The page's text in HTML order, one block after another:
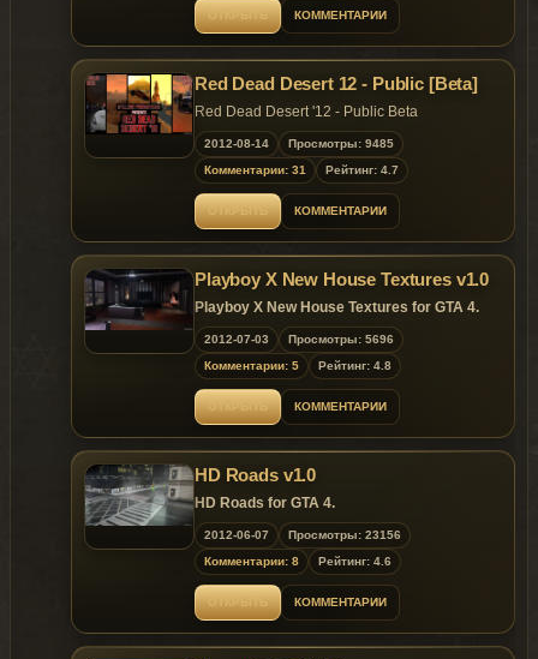
Updates: Fixed collision model for the wheels
Replaces: any car
ОТКРЫТЬ КОММЕНТАРИИ
Red Dead Desert 12 - Public [Beta]
Red Dead Desert '12 - Public Beta
2012-08-14
Просмотры: 9485
Комментарии: 31
Рейтинг: 4.7
ОТКРЫТЬ КОММЕНТАРИИ
Playboy X New House Textures v1.0
Playboy X New House Textures for GTA 4.
2012-07-03
Просмотры: 5696
Комментарии: 5
Рейтинг: 4.8
ОТКРЫТЬ КОММЕНТАРИИ
HD Roads v1.0
HD Roads for GTA 4.
2012-06-07
Просмотры: 23156
Комментарии: 8
Рейтинг: 4.6
ОТКРЫТЬ КОММЕНТАРИИ